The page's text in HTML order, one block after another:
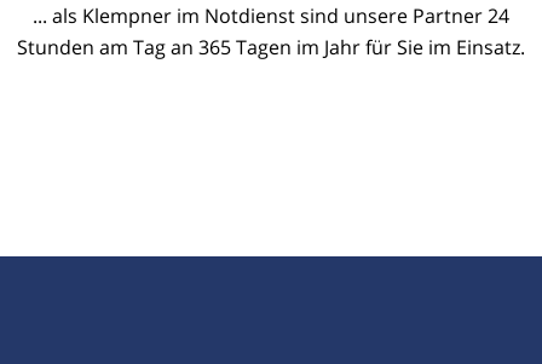
... als Klempner im Notdienst sind unsere Partner 24
Stunden am Tag an 365 Tagen im Jahr für Sie im Einsatz.